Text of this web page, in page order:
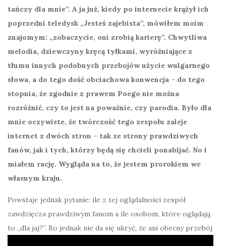
tańczy dla mnie”. A ja już, kiedy po internecie krążył ich
poprzedni teledysk „Jesteś zajebista”, mówiłem moim
znajomym: „zobaczycie, oni zrobią karierę”. Chwytliwa
melodia, dziewczyny kręcą tyłkami, wyróżniające z
tłumu innych podobnych przebojów użycie wulgarnego
słowa, a do tego dość obciachowa konwencja – do tego
stopnia, że zgodnie z prawem Poego nie można
rozróżnić, czy to jest na poważnie, czy parodia. Było dla
mnie oczywiste, że twórczość tego zespołu zaleje
internet z dwóch stron – tak ze strony prawdziwych
fanów, jak i tych, którzy będą się chcieli ponabijać. No i
miałem rację. Wygląda na to, że jestem prorokiem we
własnym kraju.
Powstaje jednak pytanie: ile z tej oglądalności zespół
zawdzięcza prawdziwym fanom a ile osobom, które oglądają
to „dla jaj?”. Bo jednak nie da się ukryć, że ani obecny przebój